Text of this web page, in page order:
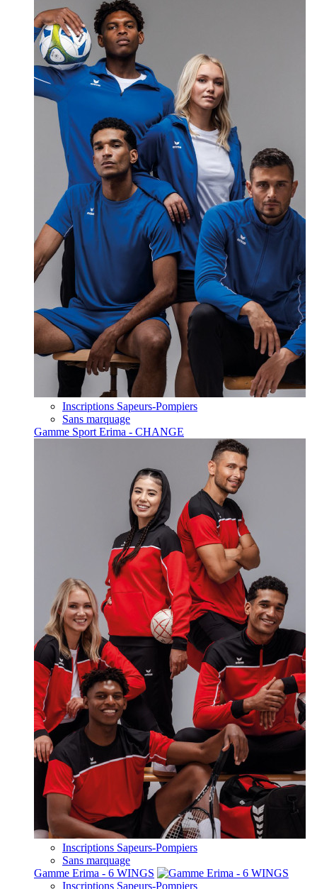
Inscriptions Sapeurs-Pompiers
Sans marquage
Gamme Sport Erima - CHANGE
Inscriptions Sapeurs-Pompiers
Sans marquage
Gamme Erima - 6 WINGS
Inscriptions Sapeurs-Pompiers